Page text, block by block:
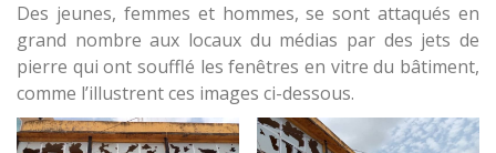
Des jeunes, femmes et hommes, se sont attaqués en
grand nombre aux locaux du médias par des jets de
pierre qui ont soufflé les fenêtres en vitre du bâtiment,
comme l’illustrent ces images ci-dessous.